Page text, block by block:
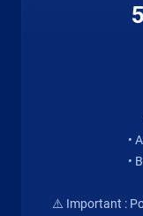
•
•
⚠️ Important :